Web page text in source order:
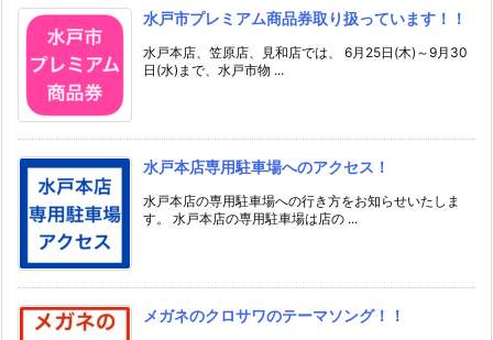
水戸市プレミアム商品券取り扱っています！！
水戸本店、笠原店、見和店では、 6月25日(木)～9月30
日(水)まで、水戸市物 ...
水戸本店専用駐車場へのアクセス！
水戸本店の専用駐車場への行き方をお知らせいたしま
す。 水戸本店の専用駐車場は店の ...
メガネのクロサワのテーマソング！！